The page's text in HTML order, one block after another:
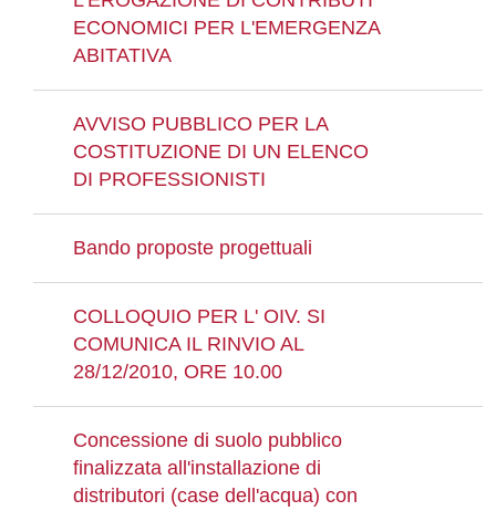
ECONOMICI PER L'EMERGENZA
ABITATIVA
AVVISO PUBBLICO PER LA
COSTITUZIONE DI UN ELENCO
DI PROFESSIONISTI
Bando proposte progettuali
COLLOQUIO PER L' OIV. SI
COMUNICA IL RINVIO AL
28/12/2010, ORE 10.00
Concessione di suolo pubblico
finalizzata all'installazione di
distributori (case dell'acqua) con